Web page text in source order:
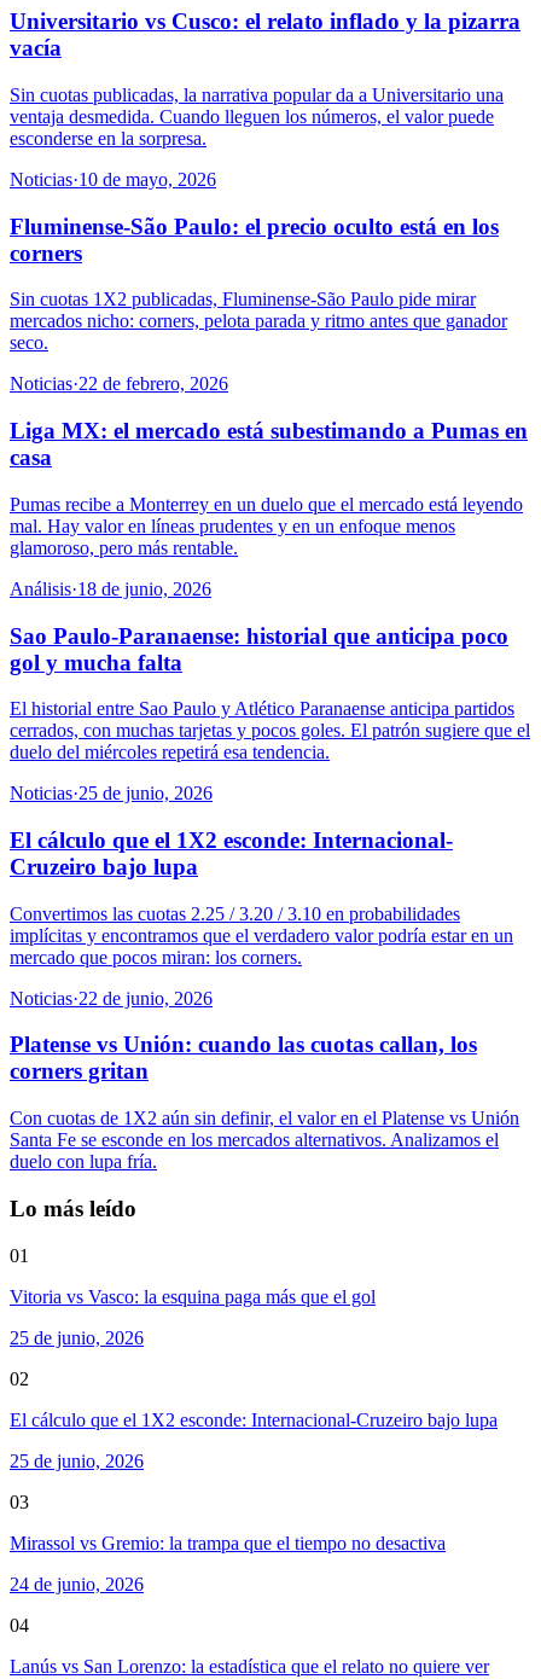
Universitario vs Cusco: el relato inflado y la pizarra
vacía
Sin cuotas publicadas, la narrativa popular da a Universitario una
ventaja desmedida. Cuando lleguen los números, el valor puede
esconderse en la sorpresa.
Noticias·10 de mayo, 2026
Fluminense-São Paulo: el precio oculto está en los
corners
Sin cuotas 1X2 publicadas, Fluminense-São Paulo pide mirar
mercados nicho: corners, pelota parada y ritmo antes que ganador
seco.
Noticias·22 de febrero, 2026
Liga MX: el mercado está subestimando a Pumas en
casa
Pumas recibe a Monterrey en un duelo que el mercado está leyendo
mal. Hay valor en líneas prudentes y en un enfoque menos
glamoroso, pero más rentable.
Análisis·18 de junio, 2026
Sao Paulo-Paranaense: historial que anticipa poco
gol y mucha falta
El historial entre Sao Paulo y Atlético Paranaense anticipa partidos
cerrados, con muchas tarjetas y pocos goles. El patrón sugiere que el
duelo del miércoles repetirá esa tendencia.
Noticias·25 de junio, 2026
El cálculo que el 1X2 esconde: Internacional-
Cruzeiro bajo lupa
Convertimos las cuotas 2.25 / 3.20 / 3.10 en probabilidades
implícitas y encontramos que el verdadero valor podría estar en un
mercado que pocos miran: los corners.
Noticias·22 de junio, 2026
Platense vs Unión: cuando las cuotas callan, los
corners gritan
Con cuotas de 1X2 aún sin definir, el valor en el Platense vs Unión
Santa Fe se esconde en los mercados alternativos. Analizamos el
duelo con lupa fría.
Lo más leído
01
Vitoria vs Vasco: la esquina paga más que el gol
25 de junio, 2026
02
El cálculo que el 1X2 esconde: Internacional-Cruzeiro bajo lupa
25 de junio, 2026
03
Mirassol vs Gremio: la trampa que el tiempo no desactiva
24 de junio, 2026
04
Lanús vs San Lorenzo: la estadística que el relato no quiere ver